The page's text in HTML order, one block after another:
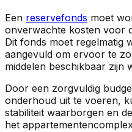
Een reservefonds moet
onverwachte kosten voor
Dit fonds moet regelmatig
aangevuld om ervoor te
middelen beschikbaar zijn
Door een zorgvuldig
onderhoud uit te voeren,
stabiliteit waarborgen en
het